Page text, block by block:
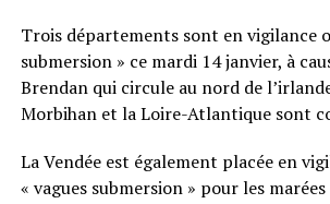
Trois départements sont en vigilance
submersion » ce mardi 14 janvier, à
Brendan qui circule au nord de
Morbihan et la Loire-Atlantique sont
La Vendée est également placée en
« vagues submersion » pour les marées